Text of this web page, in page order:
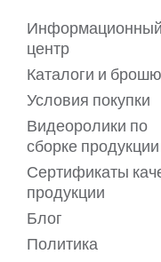
Информационный
центр
Каталоги и
Условия покупки
Видеоролики по
сборке продукции
Сертификаты
продукции
Блог
Политика
Ваши
для нас!
Мы используем
позволяют
вашим
информации
Пояснительным
Если, в рамках
согласны на
как ваш IP-адрес,
просмотрах,